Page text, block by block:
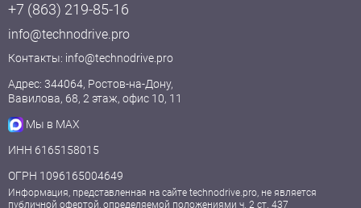
+7 (863) 219-85-16
info@technodrive.pro
Контакты: info@technodrive.pro
Адрес: 344064, Ростов-на-Дону,
Вавилова, 68, 2 этаж, офис 10, 11
Мы в MAX
ИНН 6165158015
ОГРН 1096165004649
Информация, представленная на сайте technodrive.pro, не является
публичной офертой, определяемой положениями ч. 2 ст. 437